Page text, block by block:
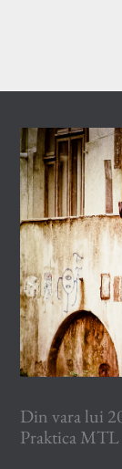
Din vara lui
Praktica MTL